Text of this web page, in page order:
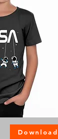
Download